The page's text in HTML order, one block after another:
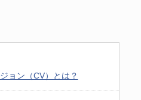
ョン（CV）とは？